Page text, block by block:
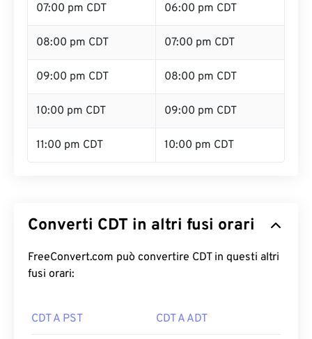
07:00 pm CDT 06:00 pm CDT
08:00 pm CDT 07:00 pm CDT
09:00 pm CDT 08:00 pm CDT
10:00 pm CDT 09:00 pm CDT
11:00 pm CDT 10:00 pm CDT
Converti CDT in altri fusi orari
FreeConvert.com può convertire CDT in questi altri
fusi orari:
CDT A PST CDT A ADT